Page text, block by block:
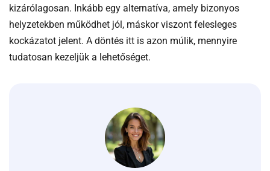
kizárólagosan. Inkább egy alternatíva, amely bizonyos
helyzetekben működhet jól, máskor viszont felesleges
kockázatot jelent. A döntés itt is azon múlik, mennyire
tudatosan kezeljük a lehetőséget.